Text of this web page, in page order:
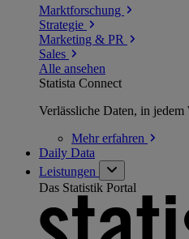
Marktforschung
Strategie
Marketing & PR
Sales
Alle ansehen
Statista Connect
Verlässliche Daten, in
Mehrerfahren
Daily Data
Leistungen
Das Statistik Portal